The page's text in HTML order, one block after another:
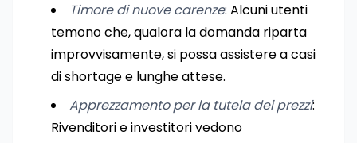
Timore di nuove carenze: Alcuni utenti
temono che, qualora la domanda riparta
improvvisamente, si possa assistere a casi
di shortage e lunghe attese.
Apprezzamento per la tutela dei prezzi:
Rivenditori e investitori vedono